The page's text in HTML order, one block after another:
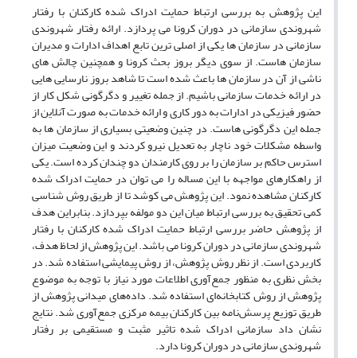
این پژوهش به بررسی ارتباط حمایت ادراک شده کارکنان با رفتار
شهروندی سازمانی در دوران کرونا می پردازد. ارائه رفتار شهروندی
سازمانی در سازمان ها یکی از اصلی ترین تابع اهداف ادارات و مدیران
سازمان هاست. از سوی دیگر بروز بحث کرونا و همچنین چالش های
ناشی از آن در سازمان ها باعث شده است تا شاهد بروز نارسایی هایی
در ارائه خدمات سازمانی باشیم. از جمله تغییر و دگرگونی شکل کار از
حضور فیزیکی در ادارات به دور کاری و ارائه خدمات به صورت آنلاین از
جمله این دگرگونی هاست. در چنین وضعیتی بسیاری از سازمان ها به
واسطه مشکلات خود ناچار به تعدیل نیرو کردند و این وضعیت میزان
استرس حاکم بر سازمان را بر روی کارمندان دو چندان کرده است. یکی
از راهکارهای مواجهه با این مساله را می توان در حمایت ادراک شده
کارکنان مشاهده نمود. این پژوهش می کوشد تا از طریق روش شناسی
کمی تحقیق به بررسی ارتباط میان این دو مولفه بپردازد. بنابراین هدف
از پژوهش حاضر بررسی ارتباط حمایت ادراک شده کارکنان با رفتار
شهروندی سازمانی در دوران کرونا می باشد. این پژوهش از لحاظ هدف،
کاربردی است. از نظر روش پژوهش، از روش پیمایشی استفاده شد. در
بخش نظری به منظور جمع‌آوری اطلاعات مورد نیاز با توجه به موضوع
پژوهش از روش کتابخانه‌ای استفاده شد. داده‌های میدانی پژوهش از
طریق توزیع پرسش‌نامه بین کارکنان بیمه مرکزی جمع‌آوری شد. نتایج
نشان داد سازمانی ادراک شده تاثیر مثبت و مستقیمی بر رفتار
شهروندی سازمانی در دوران کرونا دارد.